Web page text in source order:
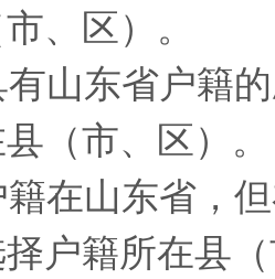
、区）。
有山东省户籍
（市、区）。
籍在山东省，
户籍所在县